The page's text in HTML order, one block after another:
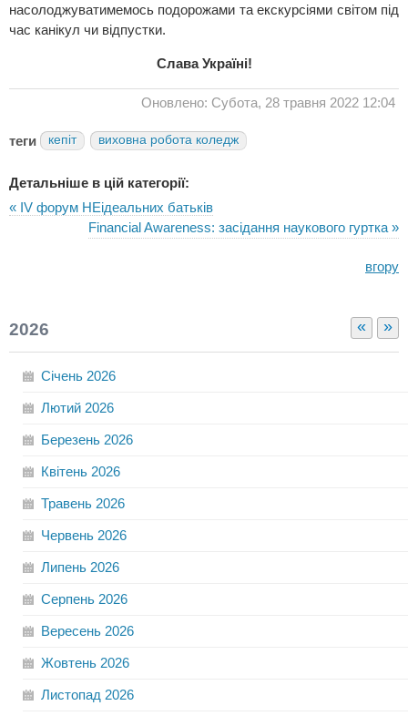
насолоджуватимемось подорожами та екскурсіями світом під
час канікул чи відпустки.
Слава Україні!
Оновлено: Субота, 28 травня 2022 12:04
теги кепіт виховна робота коледж
Детальніше в цій категорії:
« IV форум НЕідеальних батьків
Financial Awareness: засідання наукового гуртка »
вгору
« »
2026
Січень 2026
Лютий 2026
Березень 2026
Квітень 2026
Травень 2026
Червень 2026
Липень 2026
Серпень 2026
Вересень 2026
Жовтень 2026
Листопад 2026